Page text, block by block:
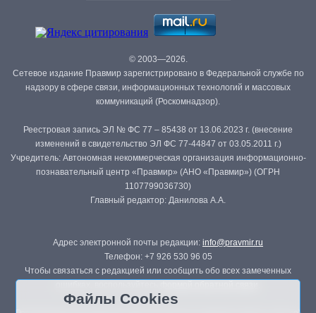
© 2003—2026.
Сетевое издание Правмир зарегистрировано в Федеральной службе по
надзору в сфере связи, информационных технологий и массовых
коммуникаций (Роскомнадзор).
Реестровая запись ЭЛ № ФС 77 – 85438 от 13.06.2023 г. (внесение
изменений в свидетельство ЭЛ ФС 77-44847 от 03.05.2011 г.)
Учредитель: Автономная некоммерческая организация информационно-
познавательный центр «Правмир» (АНО «Правмир») (ОГРН
1107799036730)
Главный редактор: Данилова А.А.
Адрес электронной почты редакции: info@pravmir.ru
Телефон: +7 926 530 96 05
Чтобы связаться с редакцией или сообщить обо всех замеченных
Файлы Cookies